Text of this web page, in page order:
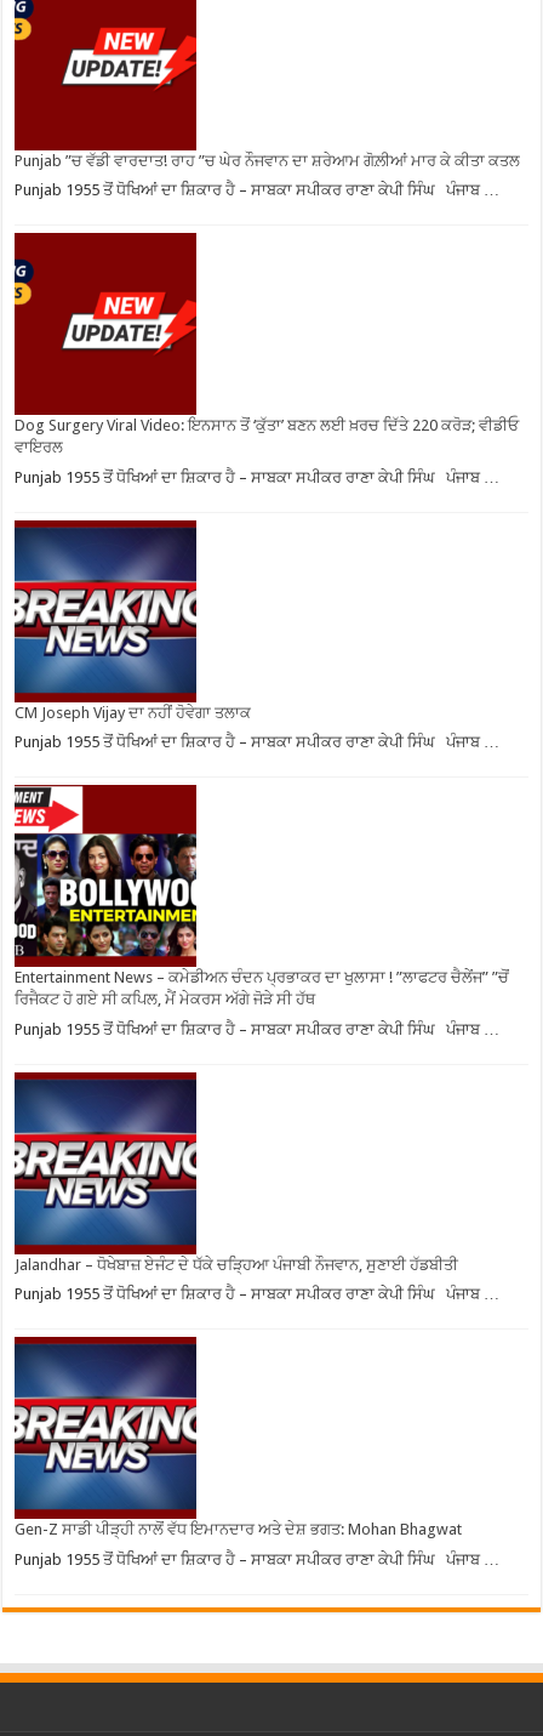
Punjab ”ਚ ਵੱਡੀ ਵਾਰਦਾਤ! ਰਾਹ ”ਚ ਘੇਰ ਨੌਜਵਾਨ ਦਾ ਸ਼ਰੇਆਮ ਗੋਲ਼ੀਆਂ ਮਾਰ ਕੇ ਕੀਤਾ ਕਤਲ
Punjab 1955 ਤੋਂ ਧੋਖਿਆਂ ਦਾ ਸ਼ਿਕਾਰ ਹੈ – ਸਾਬਕਾ ਸਪੀਕਰ ਰਾਣਾ ਕੇਪੀ ਸਿੰਘ ਪੰਜਾਬ …
Dog Surgery Viral Video: ਇਨਸਾਨ ਤੋਂ ‘ਕੁੱਤਾ’ ਬਣਨ ਲਈ ਖ਼ਰਚ ਦਿੱਤੇ 220 ਕਰੋੜ; ਵੀਡੀਓ
ਵਾਇਰਲ
Punjab 1955 ਤੋਂ ਧੋਖਿਆਂ ਦਾ ਸ਼ਿਕਾਰ ਹੈ – ਸਾਬਕਾ ਸਪੀਕਰ ਰਾਣਾ ਕੇਪੀ ਸਿੰਘ ਪੰਜਾਬ …
CM Joseph Vijay ਦਾ ਨਹੀਂ ਹੋਵੇਗਾ ਤਲਾਕ
Punjab 1955 ਤੋਂ ਧੋਖਿਆਂ ਦਾ ਸ਼ਿਕਾਰ ਹੈ – ਸਾਬਕਾ ਸਪੀਕਰ ਰਾਣਾ ਕੇਪੀ ਸਿੰਘ ਪੰਜਾਬ …
Entertainment News – ਕਮੇਡੀਅਨ ਚੰਦਨ ਪ੍ਰਭਾਕਰ ਦਾ ਖੁਲਾਸਾ ! ”ਲਾਫਟਰ ਚੈਲੇਂਜ” ”ਚੋਂ
ਰਿਜੈਕਟ ਹੋ ਗਏ ਸੀ ਕਪਿਲ, ਮੈਂ ਮੇਕਰਸ ਅੱਗੇ ਜੋੜੇ ਸੀ ਹੱਥ
Punjab 1955 ਤੋਂ ਧੋਖਿਆਂ ਦਾ ਸ਼ਿਕਾਰ ਹੈ – ਸਾਬਕਾ ਸਪੀਕਰ ਰਾਣਾ ਕੇਪੀ ਸਿੰਘ ਪੰਜਾਬ …
Jalandhar – ਧੋਖੇਬਾਜ਼ ਏਜੰਟ ਦੇ ਧੱਕੇ ਚੜ੍ਹਿਆ ਪੰਜਾਬੀ ਨੌਜਵਾਨ, ਸੁਣਾਈ ਹੱਡਬੀਤੀ
Punjab 1955 ਤੋਂ ਧੋਖਿਆਂ ਦਾ ਸ਼ਿਕਾਰ ਹੈ – ਸਾਬਕਾ ਸਪੀਕਰ ਰਾਣਾ ਕੇਪੀ ਸਿੰਘ ਪੰਜਾਬ …
Gen-Z ਸਾਡੀ ਪੀੜ੍ਹੀ ਨਾਲੋਂ ਵੱਧ ਇਮਾਨਦਾਰ ਅਤੇ ਦੇਸ਼ ਭਗਤ: Mohan Bhagwat
Punjab 1955 ਤੋਂ ਧੋਖਿਆਂ ਦਾ ਸ਼ਿਕਾਰ ਹੈ – ਸਾਬਕਾ ਸਪੀਕਰ ਰਾਣਾ ਕੇਪੀ ਸਿੰਘ ਪੰਜਾਬ …